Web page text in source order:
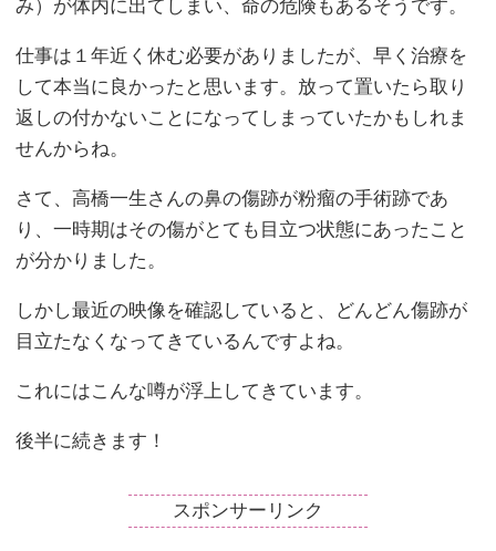
み）が体内に出てしまい、命の危険もあるそうです。
仕事は１年近く休む必要がありましたが、早く治療を
して本当に良かったと思います。放って置いたら取り
返しの付かないことになってしまっていたかもしれま
せんからね。
さて、高橋一生さんの鼻の傷跡が粉瘤の手術跡であ
り、一時期はその傷がとても目立つ状態にあったこと
が分かりました。
しかし最近の映像を確認していると、どんどん傷跡が
目立たなくなってきているんですよね。
これにはこんな噂が浮上してきています。
後半に続きます！
スポンサーリンク